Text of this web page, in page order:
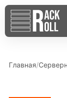
Главная